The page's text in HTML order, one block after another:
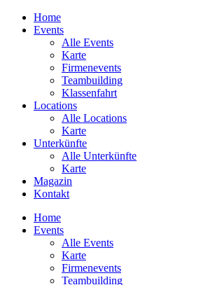
Home
Events
Alle Events
Karte
Firmenevents
Teambuilding
Klassenfahrt
Locations
Alle Locations
Karte
Unterkünfte
Alle Unterkünfte
Karte
Magazin
Kontakt
Home
Events
Alle Events
Karte
Firmenevents
Teambuilding